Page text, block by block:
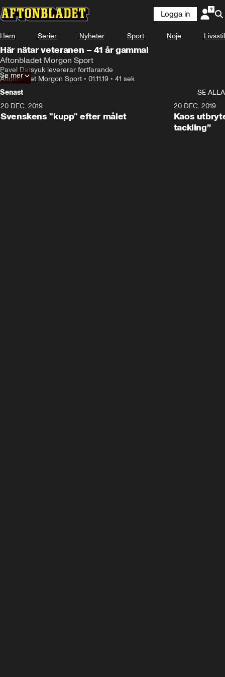
Logga in
Hem Serier Nyheter Sport Nöje Livsstil
Här nätar veteranen – 41 år gammal
Aftonbladet Morgon Sport
Pavel Datsyuk levererar fortfarande
Aftonbladet Morgon Sport • 01.11.19 • 41 sek
Se mer
Senast
SE ALLA
20 DEC. 2019
Svenskens "kupp" efter målet
20 DEC. 2019
Kaos
tackling”